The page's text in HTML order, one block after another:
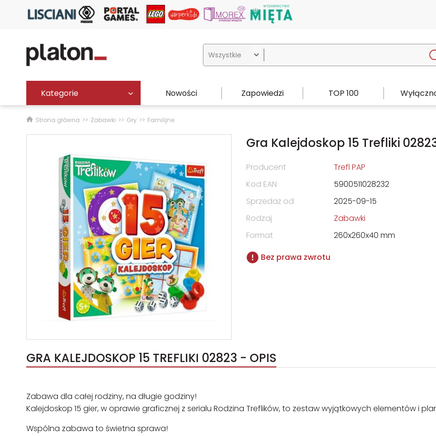

Kategorie Nowości Zapowiedzi TOP 100
Strona główna Zabawki Gry Familijne
Gra Kalejdoskop 15 Trefliki
Producent
Trefl PAP
Kod EAN
5900511028232
Sprzedaż od
2025-09-15
Rodzaj
Zabawki
Format
260x260x40 mm
Bez prawa zwrotu
GRA KALEJDOSKOP 15 TREFLIKI 02823 - OPIS
Zabawa dla całej rodziny, na długie godziny!
Kalejdoskop 15 gier, w oprawie graficznej z serialu Rodzina Treflików, to zestaw wyjątkowych elementów i
Wspólna zabawa to świetna sprawa!